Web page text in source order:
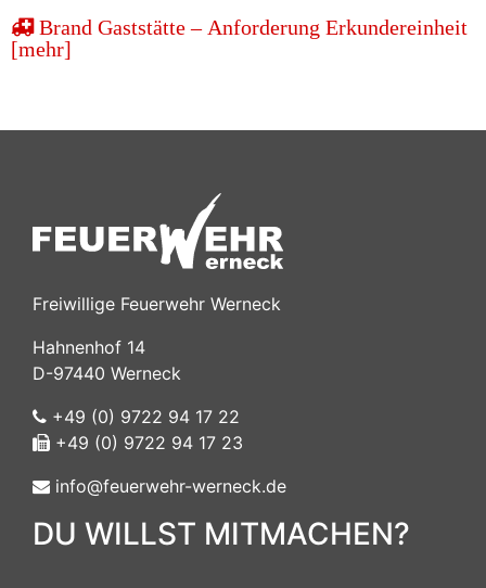
Brand Gaststätte – Anforderung Erkundereinheit
[mehr]
Freiwillige Feuerwehr Werneck
Hahnenhof 14
D-97440 Werneck
+49 (0) 9722 94 17 22
+49 (0) 9722 94 17 23
info@feuerwehr-werneck.de
DU WILLST MITMACHEN?